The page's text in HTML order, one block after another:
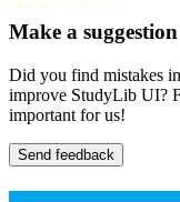
Make a suggestion
Did you find mistakes
improve StudyLib UI?
important for us!
Send feedback